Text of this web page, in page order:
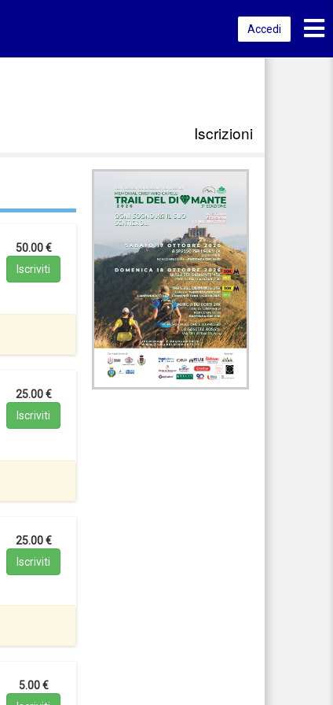
Accedi
Iscrizioni
50.00 €
Iscriviti
25.00 €
Iscriviti
25.00 €
Iscriviti
5.00 €